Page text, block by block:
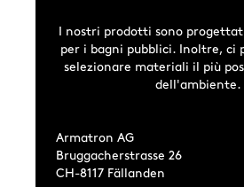
I nostri prodotti sono
per i bagni pubblici. Inoltre, ci
selezionare materiali il più
dell'ambiente.
Armatron AG
Bruggacherstrasse 26
CH-8117 Fällanden